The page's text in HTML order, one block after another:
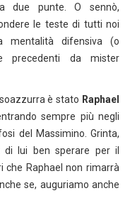
due punte. O sennò,
le teste di tutti noi
mentalità difensiva (o
precedenti da mister
è stato Raphael
sempre più negli
del Massimino. Grinta,
di lui ben sperare per il
che Raphael non rimarrà
se, auguriamo anche